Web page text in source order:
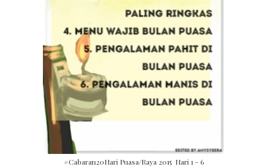
#Cabaran20Hari Puasa/Raya 2015 Hari 1 - 6